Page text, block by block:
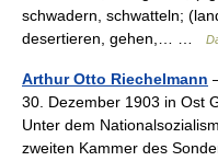
schwadern, schwatteln;
desertieren, gehen,… …
Arthur Otto Riechelmann
30. Dezember 1903 in Ost
Unter dem
zweiten Kammer des